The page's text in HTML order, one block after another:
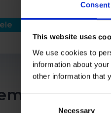
Consent
This website uses
We use cookies to
information about
other information that
Consent
Necessary
oferi o